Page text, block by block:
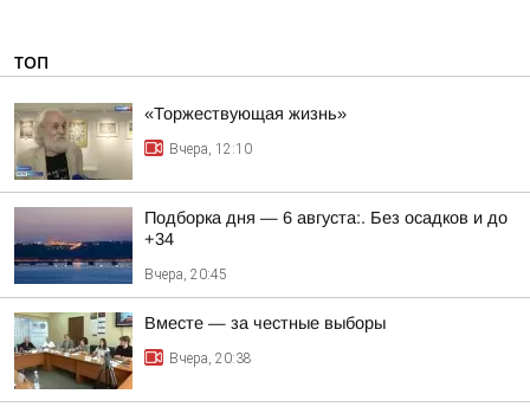
ТОП
«Торжествующая жизнь»
Вчера, 12:10
Подборка дня — 6 августа:. Без осадков и до
+34
Вчера, 20:45
Вместе — за честные выборы
Вчера, 20:38